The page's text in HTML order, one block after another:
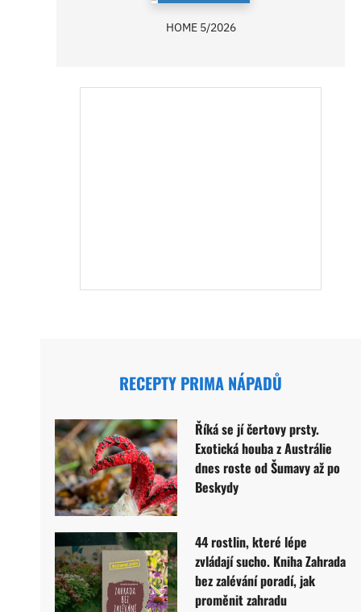
HOME 5/2026
RECEPTY PRIMA NÁPADŮ
Říká se jí čertovy prsty.
Exotická houba z Austrálie
dnes roste od Šumavy až po
Beskydy
44 rostlin, které lépe
zvládají sucho. Kniha Zahrada
bez zalévání poradí, jak
proměnit zahradu